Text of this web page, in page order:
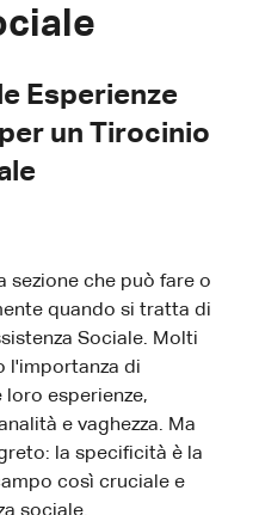
Esperienze
un Tirocinio
sezione che può fare o
quando si tratta di
Sociale. Molti
l'importanza di
esperienze,
e vaghezza. Ma
la specificità è la
così cruciale e